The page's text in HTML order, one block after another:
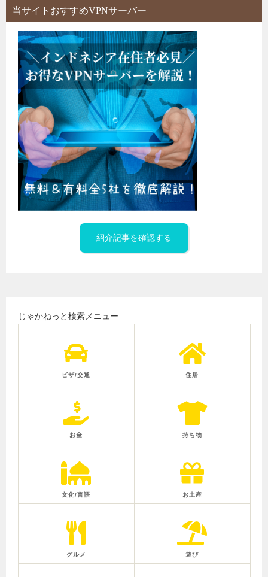
当サイトおすすめVPNサーバー
紹介記事を確認する
じゃかねっと検索メニュー
ビザ/交通 住居
お金 持ち物
文化/言語 お土産
グルメ 遊び